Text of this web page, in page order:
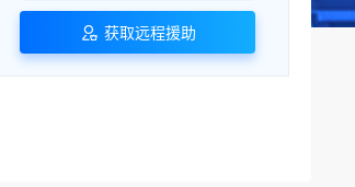
获取远程援助